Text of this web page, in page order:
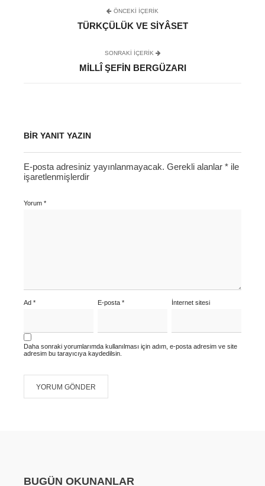
ÖNCEKI İÇERIK
TÜRKÇÜLÜK VE SIYÂSET
SONRAKI IÇERIK
MILLÎ ŞEFIN BERGÜZARI
BIR YANIT YAZIN
E-posta adresiniz yayınlanmayacak. Gerekli alanlar * ile
işaretlenmişlerdir
Yorum *
Ad * E-posta* İnternet sitesi
Daha sonraki yorumlarımda kullanılması için adım, e-posta adresim ve site
adresim bu tarayıcıya kaydedilsin.
BUGÜN OKUNANLAR